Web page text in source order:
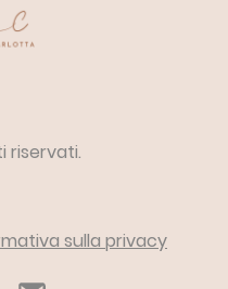
riservati.
sulla privacy